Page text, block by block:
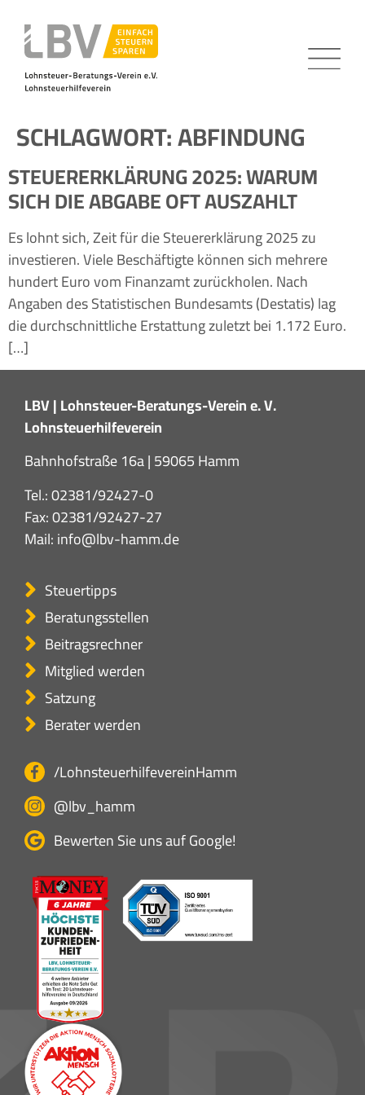
SCHLAGWORT:ABFINDUNG
STEUERERKLÄRUNG 2025: WARUM
SICH DIE ABGABE OFT AUSZAHLT
Es lohnt sich, Zeit für die Steuererklärung 2025 zu
investieren. Viele Beschäftigte können sich mehrere
hundert Euro vom Finanzamt zurückholen. Nach
Angaben des Statistischen Bundesamts (Destatis) lag
die durchschnittliche Erstattung zuletzt bei 1.172 Euro.
[…]
LBV | Lohnsteuer-Beratungs-Verein e. V.
Lohnsteuerhilfeverein
Bahnhofstraße 16a | 59065 Hamm
Tel.:02381/92427-0
Fax: 02381/92427-27
Mail:info@lbv-hamm.de
Steuertipps
Beratungsstellen
Beitragsrechner
Mitglied werden
Satzung
Berater werden
/LohnsteuerhilfevereinHamm
@lbv_hamm
Bewerten Sie uns auf Google!